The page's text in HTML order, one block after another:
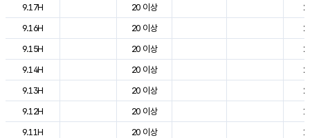
9.17H
20 이상
9.16H
20 이상
9.15H
20 이상
9.14H
20 이상
9.13H
20 이상
9.12H
20 이상
9.11H
20 이상